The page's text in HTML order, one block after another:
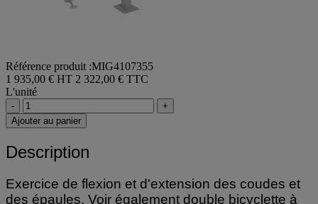
Référence produit :MIG4107355
1 935,00 € HT 2 322,00 € TTC
L'unité
-
+
Ajouter au panier
Description
Exercice de flexion et d'extension des coudes et
des épaules. Voir également double bicyclette à